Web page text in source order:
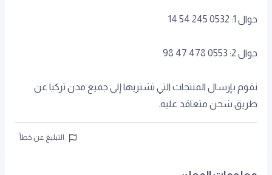
جوال 1: 0532 245 54 14
جوال 2: 0553 478 47 98
نقوم بإرسال المنتجات التي تشتريها إلى جميع مدن تركيا عن
طريق شحن متعاقد عليه.
التبليغ عن خطأ